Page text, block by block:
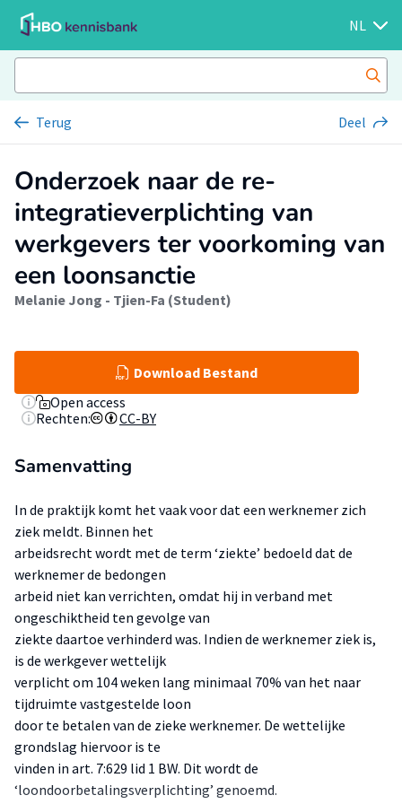
NL
Terug Deel
Onderzoek naar de re-
integratieverplichting van
werkgevers ter voorkoming van
een loonsanctie
Melanie Jong - Tjien-Fa (Student)
Download Bestand
Open access
Rechten:
CC-BY
Samenvatting
In de praktijk komt het vaak voor dat een werknemer zich
ziek meldt. Binnen het
arbeidsrecht wordt met de term ‘ziekte’ bedoeld dat de
werknemer de bedongen
arbeid niet kan verrichten, omdat hij in verband met
ongeschiktheid ten gevolge van
ziekte daartoe verhinderd was. Indien de werknemer ziek is,
is de werkgever wettelijk
verplicht om 104 weken lang minimaal 70% van het naar
tijdruimte vastgestelde loon
door te betalen van de zieke werknemer. De wettelijke
grondslag hiervoor is te
vinden in art. 7:629 lid 1 BW. Dit wordt de
‘loondoorbetalingsverplichting’ genoemd.